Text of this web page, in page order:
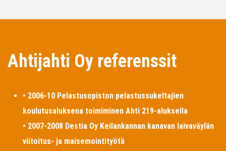
Ahtijahti Oy referenssit
• 2006-10 Pelastusopiston pelastussukeltajien
koulutusaluksena toimiminen Ahti 219-aluksella
• 2007-2008 Destia Oy Keilankannan kanavan laivaväylän
viitoitus- ja maisemointityötä